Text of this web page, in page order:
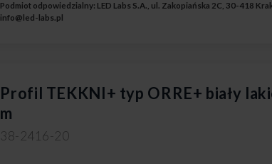
Podmiot odpowiedzialny: LED Labs S.A., ul. Zakopiańska 2C, 30-418
info@led-labs.pl
Profil TEKKNI+ typ ORRE+ biały
m
38-2416-20